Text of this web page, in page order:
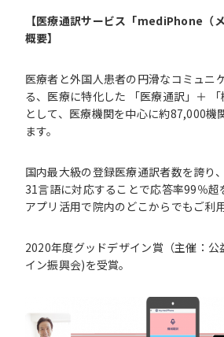
【医療通訳サービス「mediPhone （
概要】
医療者と外国人患者の円滑なコミュニ
る、医療に特化した 「医療通訳」＋
として、医療機関を中心に約87,000機
ます。
国内最大級の登録医療通訳者数を誇り
31言語に対応することで応答率99％超
アプリ活用で院内のどこからでもご利
2020年度グッドデザイン賞（主催：公
イン振興会)を受賞。